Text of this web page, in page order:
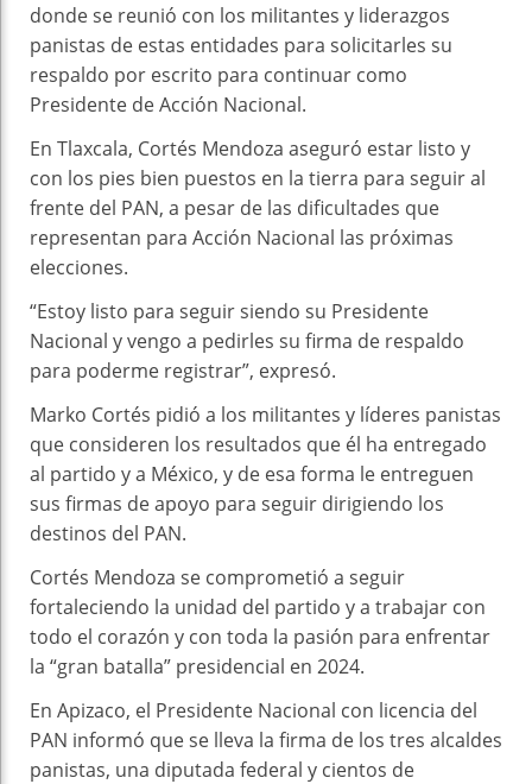
donde se reunió con los militantes y liderazgos
panistas de estas entidades para solicitarles su
respaldo por escrito para continuar como
Presidente de Acción Nacional.
En Tlaxcala, Cortés Mendoza aseguró estar listo y
con los pies bien puestos en la tierra para seguir al
frente del PAN, a pesar de las dificultades que
representan para Acción Nacional las próximas
elecciones.
“Estoy listo para seguir siendo su Presidente
Nacional y vengo a pedirles su firma de respaldo
para poderme registrar”, expresó.
Marko Cortés pidió a los militantes y líderes panistas
que consideren los resultados que él ha entregado
al partido y a México, y de esa forma le entreguen
sus firmas de apoyo para seguir dirigiendo los
destinos del PAN.
Cortés Mendoza se comprometió a seguir
fortaleciendo la unidad del partido y a trabajar con
todo el corazón y con toda la pasión para enfrentar
la “gran batalla” presidencial en 2024.
En Apizaco, el Presidente Nacional con licencia del
PAN informó que se lleva la firma de los tres alcaldes
panistas, una diputada federal y cientos de